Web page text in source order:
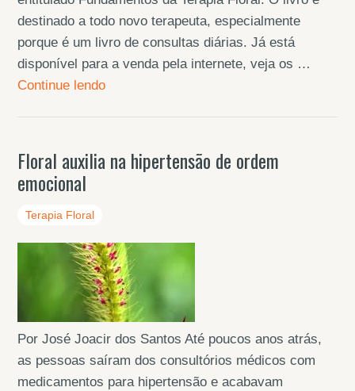
destinado a todo novo terapeuta, especialmente
porque é um livro de consultas diárias. Já está
disponível para a venda pela internete, veja os …
Continue lendo
Floral auxilia na hipertensão de ordem
emocional
Terapia Floral
Por José Joacir dos Santos Até poucos anos atrás,
as pessoas saíram dos consultórios médicos com
medicamentos para hipertensão e acabavam